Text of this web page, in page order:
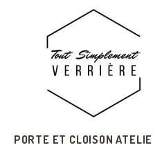
PORTE ET CLOISON